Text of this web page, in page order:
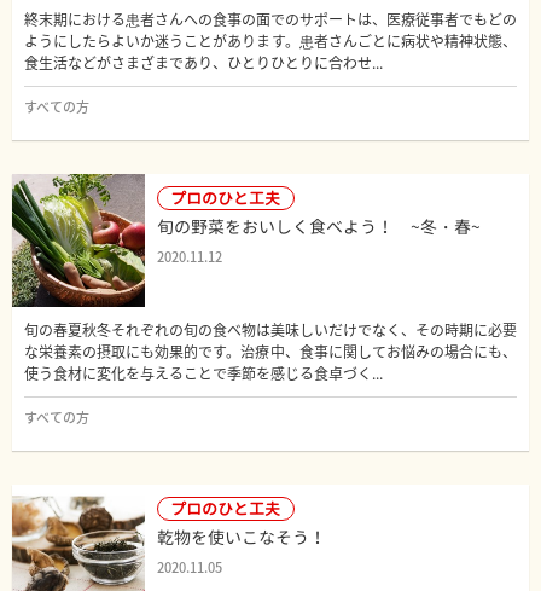
終末期における患者さんへの食事の面でのサポートは、医療従事者でもどの
ようにしたらよいか迷うことがあります。患者さんごとに病状や精神状態、
食生活などがさまざまであり、ひとりひとりに合わせ...
すべての方
プロのひと工夫
旬の野菜をおいしく食べよう！ ~冬・春~
2020.11.12
旬の春夏秋冬それぞれの旬の食べ物は美味しいだけでなく、その時期に必要
な栄養素の摂取にも効果的です。治療中、食事に関してお悩みの場合にも、
使う食材に変化を与えることで季節を感じる食卓づく...
すべての方
プロのひと工夫
乾物を使いこなそう！
2020.11.05